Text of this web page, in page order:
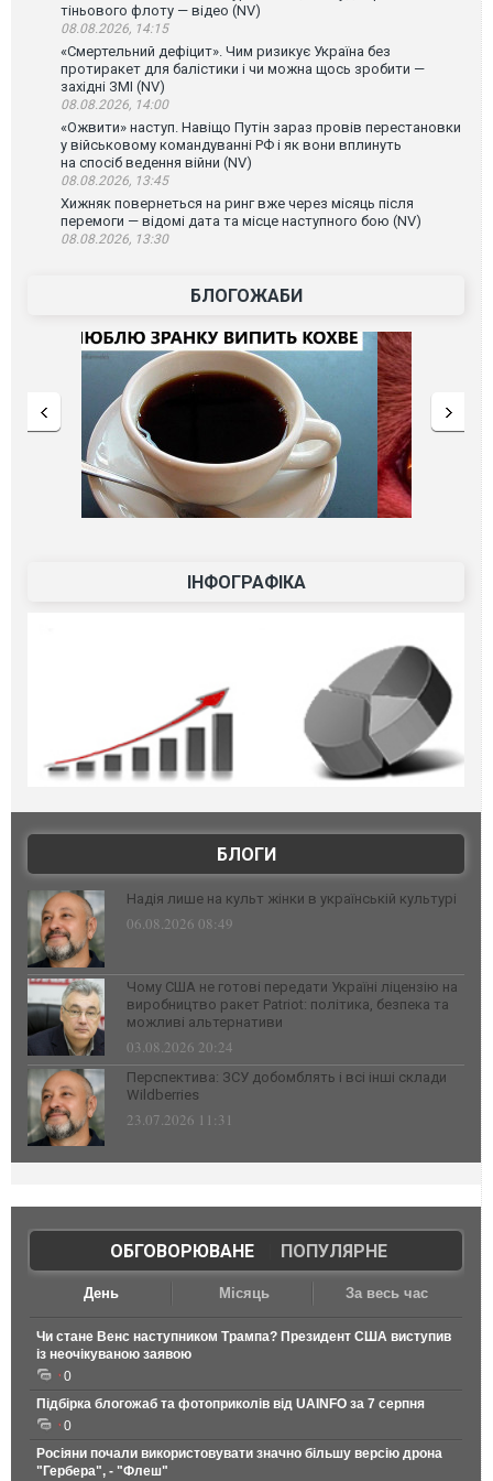
тіньового флоту — відео (NV)
08.08.2026, 14:15
«Смертельний дефіцит». Чим ризикує Україна без
протиракет для балістики і чи можна щось зробити —
західні ЗМІ (NV)
08.08.2026, 14:00
«Ожвити» наступ. Навіщо Путін зараз провів перестановки
у військовому командуванні РФ і як вони вплинуть
на спосіб ведення війни (NV)
08.08.2026, 13:45
Хижняк повернеться на ринг вже через місяць після
перемоги — відомі дата та місце наступного бою (NV)
08.08.2026, 13:30
БЛОГОЖАБИ
ІНФОГРАФІКА
БЛОГИ
Надія лише на культ жінки в українській культурі
06.08.2026 08:49
Чому США не готові передати Україні ліцензію на
виробництво ракет Patriot: політика, безпека та
можливі альтернативи
03.08.2026 20:24
Перспектива: ЗСУ добомблять і всі інші склади
Wildberries
23.07.2026 11:31
ОБГОВОРЮВАНЕ| ПОПУЛЯРНЕ
День Місяць За весь час
Чи стане Венс наступником Трампа? Президент США виступив
із неочікуваною заявою
0
Підбірка блогожаб та фотоприколів від UAINFO за 7 серпня
0
Росіяни почали використовувати значно більшу версію дрона
"Гербера", - "Флеш"